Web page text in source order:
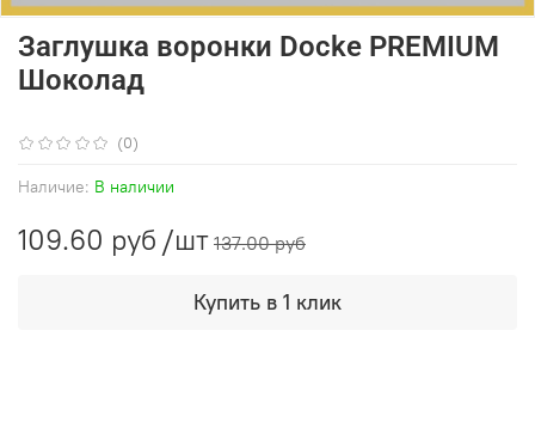
(0)
Наличие: В наличии
Заглушка воронки Docke PREMIUM
Шоколад
109.60 руб /шт 137.00 руб
Купить в 1 клик